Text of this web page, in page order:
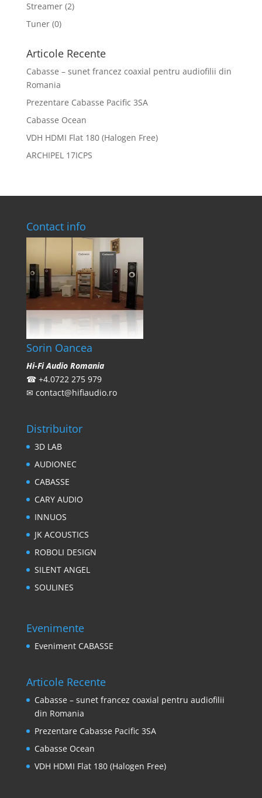
Streamer (2)
Tuner (0)
Articole Recente
Cabasse – sunet francez coaxial pentru audiofilii din
Romania
Prezentare Cabasse Pacific 3SA
Cabasse Ocean
VDH HDMI Flat 180 (Halogen Free)
ARCHIPEL 17ICPS
Contact info
Sorin Oancea
Hi-Fi Audio Romania
☎ +4.0722 275 979
✉ contact@hifiaudio.ro
Distribuitor
3D LAB
AUDIONEC
CABASSE
CARY AUDIO
INNUOS
JK ACOUSTICS
ROBOLI DESIGN
SILENT ANGEL
SOULINES
Evenimente
Eveniment CABASSE
Articole Recente
Cabasse – sunet francez coaxial pentru audiofilii
din Romania
Prezentare Cabasse Pacific 3SA
Cabasse Ocean
VDH HDMI Flat 180 (Halogen Free)